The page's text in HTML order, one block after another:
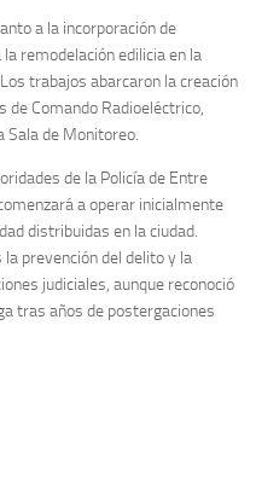
a la incorporación de
remodelación edilicia en la
trabajos abarcaron la creación
de Comando Radioeléctrico,
Sala de Monitoreo.
de la Policía de Entre
a operar inicialmente
distribuidas en la ciudad.
prevención del delito y la
judiciales, aunque reconoció
tras años de postergaciones